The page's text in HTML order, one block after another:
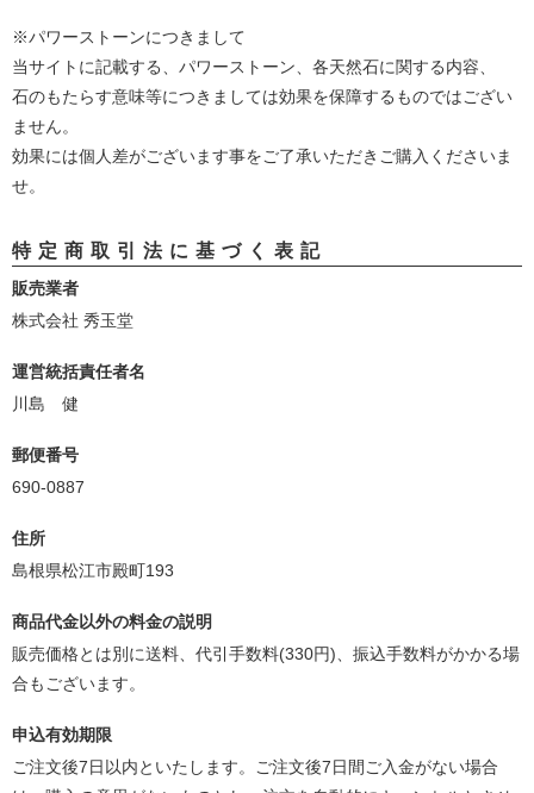
※パワーストーンにつきまして
当サイトに記載する、パワーストーン、各天然石に関する内容、
石のもたらす意味等につきましては効果を保障するものではござい
ません。
効果には個人差がございます事をご了承いただきご購入くださいま
せ。
特定商取引法に基づく表記
販売業者
株式会社 秀玉堂
運営統括責任者名
川島 健
郵便番号
690-0887
住所
島根県松江市殿町193
商品代金以外の料金の説明
販売価格とは別に送料、代引手数料(330円)、振込手数料がかかる場
合もございます。
申込有効期限
ご注文後7日以内といたします。ご注文後7日間ご入金がない場合